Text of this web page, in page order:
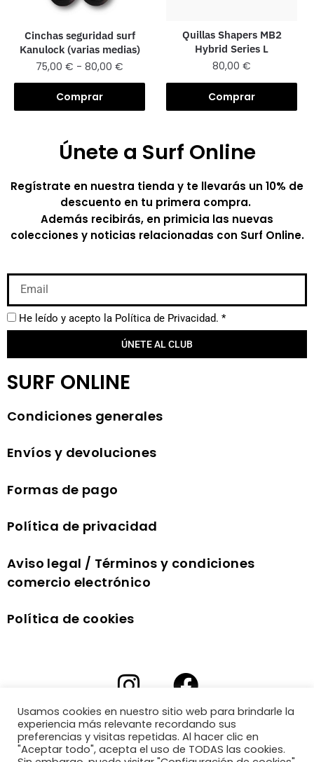
Cinchas seguridad surf
Kanulock (varias medias)
75,00€ - 80,00€
Comprar
Quillas Shapers MB2
Hybrid Series L
80,00€
Comprar
Únete a Surf Online
Regístrate en nuestra tienda y te llevarás un 10% de
descuento en tu primera compra.
Además recibirás, en primicia las nuevas
colecciones y noticias relacionadas con Surf Online.
He leído y acepto la Política de Privacidad. *
ÚNETE AL CLUB
SURF ONLINE
Condiciones generales
Envíos y devoluciones
Formas de pago
Política de privacidad
Aviso legal / Términos y condiciones
comercio electrónico
Política de cookies
Usamos cookies en nuestro sitio web para brindarle la
experiencia más relevante recordando sus
preferencias y visitas repetidas. Al hacer clic en
"Aceptar todo", acepta el uso de TODAS las cookies.